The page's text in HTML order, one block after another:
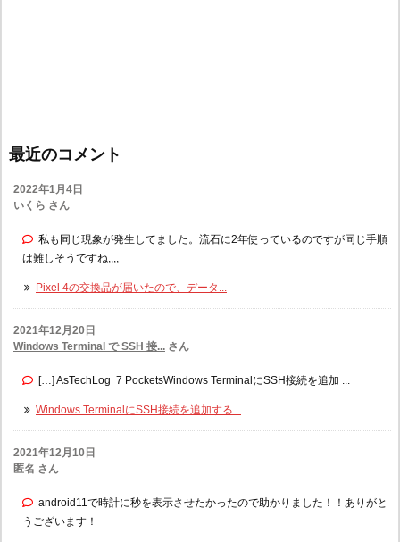
最近のコメント
2022年1月4日
いくら さん
私も同じ現象が発生してました。流石に2年使っているのですが同じ手順
は難しそうですね,,,,
Pixel 4の交換品が届いたので、データ...
2021年12月20日
Windows Terminal で SSH 接... さん
[…] AsTechLog 7 PocketsWindows TerminalにSSH接続を追加 ...
Windows TerminalにSSH接続を追加する...
2021年12月10日
匿名 さん
android11で時計に秒を表示させたかったので助かりました！！ありがと
うございます！